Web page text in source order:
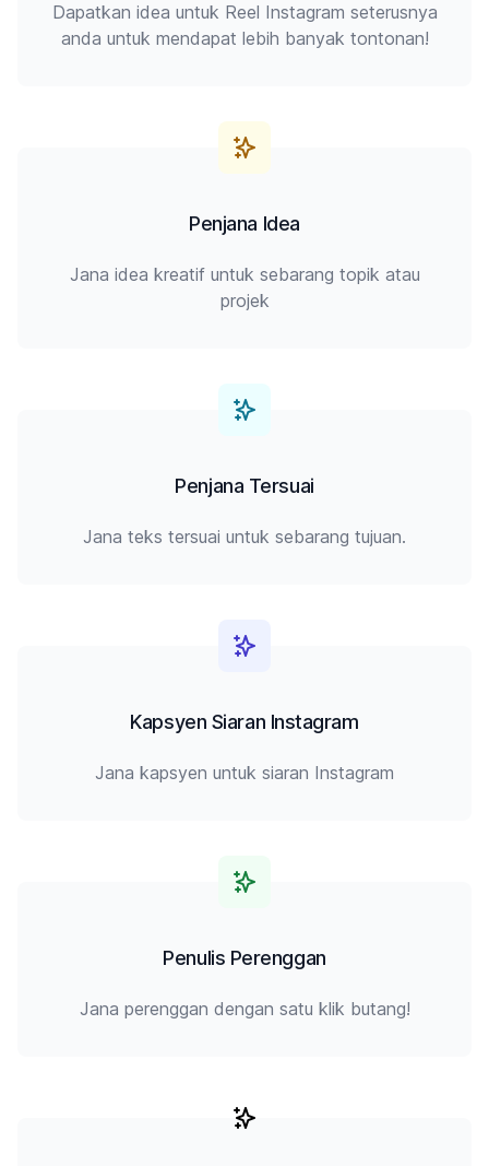
Dapatkan idea untuk Reel Instagram seterusnya
anda untuk mendapat lebih banyak tontonan!
Penjana Idea
Jana idea kreatif untuk sebarang topik atau
projek
Penjana Tersuai
Jana teks tersuai untuk sebarang tujuan.
Kapsyen Siaran Instagram
Jana kapsyen untuk siaran Instagram
Penulis Perenggan
Jana perenggan dengan satu klik butang!